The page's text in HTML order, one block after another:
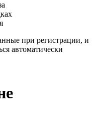
при регистрации, и
автоматически